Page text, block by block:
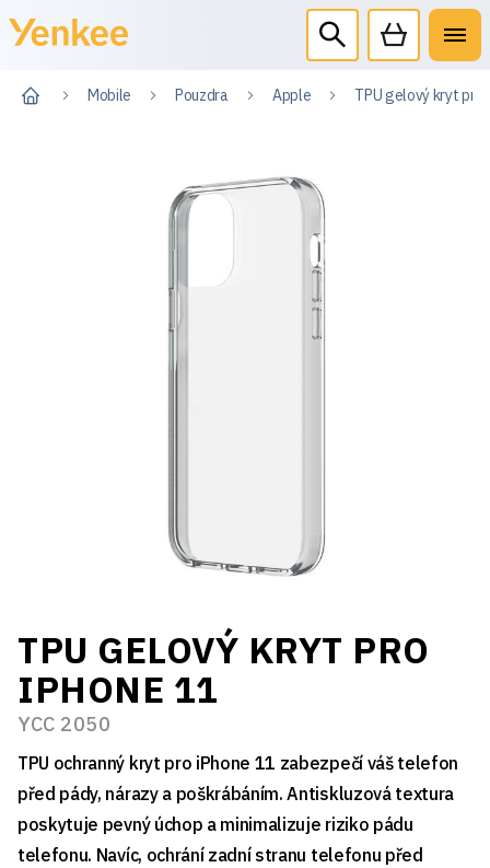
Mobile Pouzdra Apple TPU gelový kryt pro
TPU GELOVÝ KRYT PRO
IPHONE 11
YCC 2050
TPU ochranný kryt pro iPhone 11 zabezpečí váš telefon
před pády, nárazy a poškrábáním. Antiskluzová textura
poskytuje pevný úchop a minimalizuje riziko pádu
telefonu. Navíc, ochrání zadní stranu telefonu před